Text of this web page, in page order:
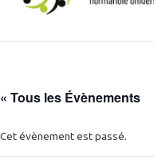
« Tous les Évènements
Cet évènement est passé.